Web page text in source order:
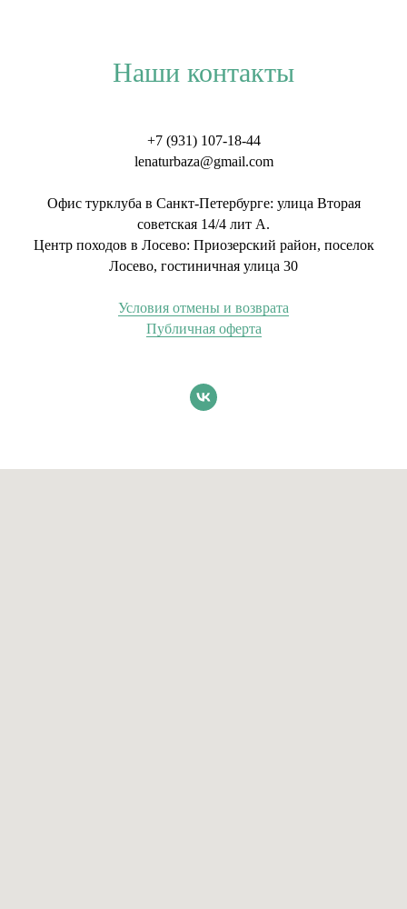
Наши контакты
+7 (931) 107-18-44
lenaturbaza@gmail.com
Офис турклуба в Санкт-Петербурге: улица Вторая
советская 14/4 лит А.
Центр походов в Лосево: Приозерский район, поселок
Лосево, гостиничная улица 30
Условия отмены и возврата
Публичная оферта